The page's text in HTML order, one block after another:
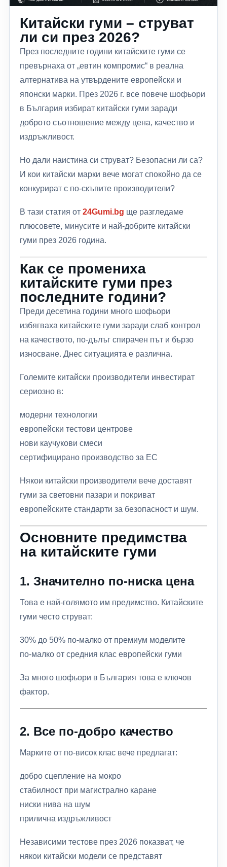
Китайски гуми – струват
ли си през 2026?
През последните години китайските гуми се
превърнаха от „евтин компромис“ в реална
алтернатива на утвърдените европейски и
японски марки. През 2026 г. все повече шофьори
в България избират китайски гуми заради
доброто съотношение между цена, качество и
издръжливост.
Но дали наистина си струват? Безопасни ли са?
И кои китайски марки вече могат спокойно да се
конкурират с по-скъпите производители?
В тази статия от 24Gumi.bg ще разгледаме
плюсовете, минусите и най-добрите китайски
гуми през 2026 година.
Как се промениха
китайските гуми през
последните години?
Преди десетина години много шофьори
избягваха китайските гуми заради слаб контрол
на качеството, по-дълъг спирачен път и бързо
износване. Днес ситуацията е различна.
Големите китайски производители инвестират
сериозно в:
модерни технологии
европейски тестови центрове
нови каучукови смеси
сертифицирано производство за ЕС
Някои китайски производители вече доставят
гуми за световни пазари и покриват
европейските стандарти за безопасност и шум.
Основните предимства
на китайските гуми
1. Значително по-ниска цена
Това е най-голямото им предимство. Китайските
гуми често струват:
30% до 50% по-малко от премиум моделите
по-малко от средния клас европейски гуми
За много шофьори в България това е ключов
фактор.
2. Все по-добро качество
Марките от по-висок клас вече предлагат:
добро сцепление на мокро
стабилност при магистрално каране
ниски нива на шум
прилична издръжливост
Независими тестове през 2026 показват, че
някои китайски модели се представят